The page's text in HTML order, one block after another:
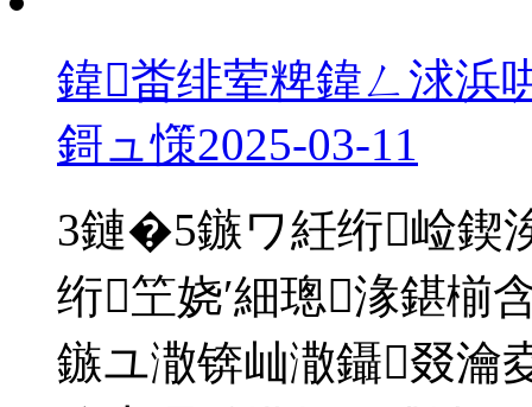
鍏畨绯荤粺鍏ㄥ浗浜
鎶ュ憡2025-03-11
3鏈�5鏃ワ紝绗崄鍥
绗笁娆′細璁湪鍖椾
鏃ユ潵锛屾潵鑷叕瀹